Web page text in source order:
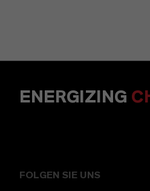
ENERGIZING
FOLGEN SIE UNS